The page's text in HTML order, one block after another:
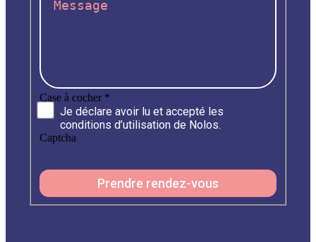
Case à cocher *
Je déclare avoir lu et accepté les
conditions d’utilisation de Nolos.
Captcha
Prendre rendez-vous